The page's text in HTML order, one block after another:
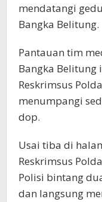
mendatangi
Bangka Belitung.
Pantauan tim
Bangka Belitung
Reskrimsus
menumpangi
dop.
Usai tiba di
Reskrimsus
Polisi bintang
dan langsung